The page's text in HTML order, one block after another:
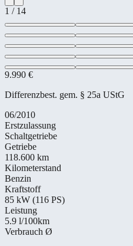
1 / 14
9.990 €
Differenzbest. gem. § 25a UStG
06/2010
Erstzulassung
Schaltgetriebe
Getriebe
118.600 km
Kilometerstand
Benzin
Kraftstoff
85 kW (116 PS)
Leistung
5.9 l/100km
Verbrauch Ø